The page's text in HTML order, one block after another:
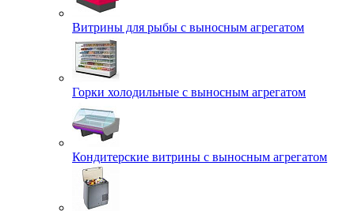
Витрины для рыбы с выносным агрегатом
Горки холодильные с выносным агрегатом
Кондитерские витрины с выносным агрегатом